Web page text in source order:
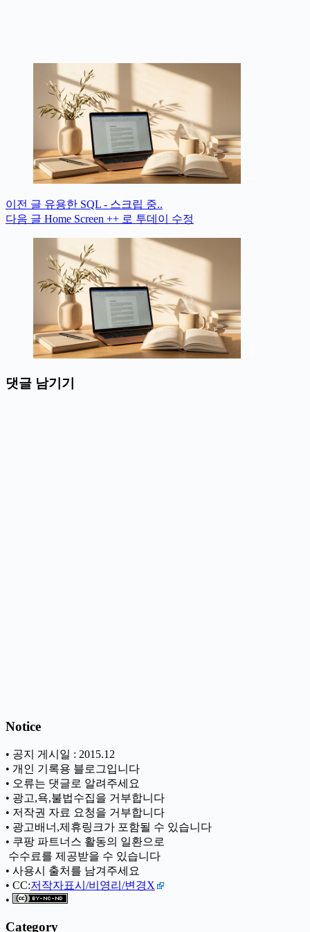
이전 글 유용한 SQL - 스크립 중..
다음 글 Home Screen ++ 로 투데이 수정
댓글 남기기
Notice
• 공지 게시일 : 2015.12
• 개인 기록용 블로그입니다
• 오류는 댓글로 알려주세요
• 광고,욕,불법수집을 거부합니다
• 저작권 자료 요청을 거부합니다
• 광고배너,제휴링크가 포함될 수 있습니다
• 쿠팡 파트너스 활동의 일환으로
ㅤ 수수료를 제공받을 수 있습니다
• 사용시 출처를 남겨주세요
• CC:저작자표시/비영리/변경X
•
Category